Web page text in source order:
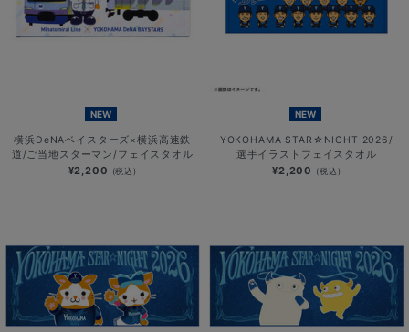
NEW
横浜DeNAベイスターズ×横浜高速鉄
道/ご当地スターマン/フェイスタオル
¥2,200 (税込)
NEW
YOKOHAMA STAR☆NIGHT 2026/
選手イラストフェイスタオル
¥2,200 (税込)